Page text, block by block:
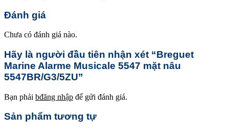
Đánh giá
Chưa có đánh giá nào.
Hãy là người đầu tiên nhận xét “Breguet
Marine Alarme Musicale 5547 mặt nâu
5547BR/G3/5ZU”
Bạn phải bđăng nhập để gửi đánh giá.
Sản phẩm tương tự